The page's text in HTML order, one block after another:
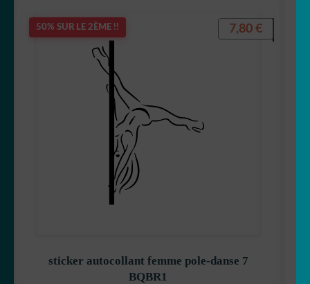
50% SUR LE 2ÈME !!
sticker autocollant femme pole-danse 7
BQBR1
7,80 €